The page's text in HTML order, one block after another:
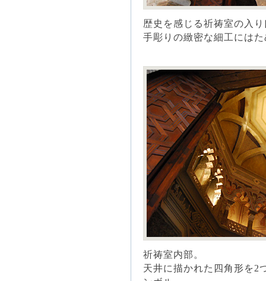
歴史を感じる祈祷室の入
手彫りの緻密な細工には
祈祷室内部。
天井に描かれた四角形を2